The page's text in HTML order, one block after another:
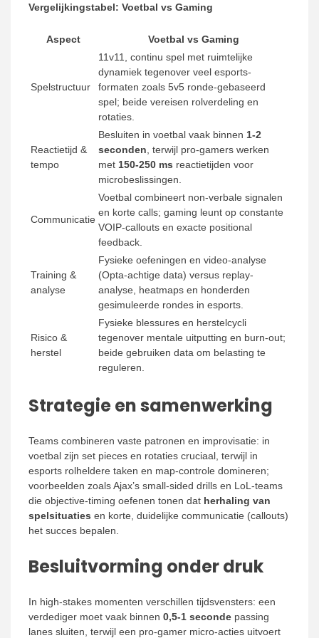
Vergelijkingstabel: Voetbal vs Gaming
Aspect Voetbal vs Gaming
Spelstructuur
11v11, continu spel met ruimtelijke
dynamiek tegenover veel esports-
formaten zoals 5v5 ronde-gebaseerd
spel; beide vereisen rolverdeling en
rotaties.
Reactietijd &
tempo
Besluiten in voetbal vaak binnen 1-2
seconden , terwijl pro-gamers werken
met 150-250 ms reactietijden voor
microbeslissingen.
Communicatie
Voetbal combineert non-verbale signalen
en korte calls; gaming leunt op constante
VOIP-callouts en exacte positional
feedback.
Training &
analyse
Fysieke oefeningen en video-analyse
(Opta-achtige data) versus replay-
analyse, heatmaps en honderden
gesimuleerde rondes in esports.
Risico &
herstel
Fysieke blessures en herstelcycli
tegenover mentale uitputting en burn-out;
beide gebruiken data om belasting te
reguleren.
Strategie en samenwerking
Teams combineren vaste patronen en improvisatie: in
voetbal zijn set pieces en rotaties cruciaal, terwijl in
esports rolheldere taken en map-controle domineren;
voorbeelden zoals Ajax’s small-sided drills en LoL-teams
die objective-timing oefenen tonen dat herhaling van
spelsituaties en korte, duidelijke communicatie (callouts)
het succes bepalen.
Besluitvorming onder druk
In high-stakes momenten verschillen tijdsvensters: een
verdediger moet vaak binnen 0,5-1 seconde passing
lanes sluiten, terwijl een pro-gamer micro-acties uitvoert